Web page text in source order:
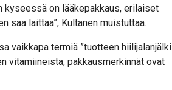
kyseessä on lääkepakkaus, erilaiset
saa laittaa”, Kultanen muistuttaa.
vaikkapa termiä ”tuotteen hiilijalanjälki
vitamiineista, pakkausmerkinnät ovat